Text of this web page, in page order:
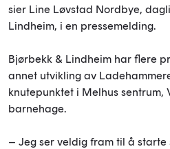
sier Line Løvstad Nordbye,
Lindheim, i en pressemelding.
Bjørbekk & Lindheim har flere
annet utvikling av
knutepunktet i Melhus sentrum,
barnehage.
– Jeg ser veldig fram til å